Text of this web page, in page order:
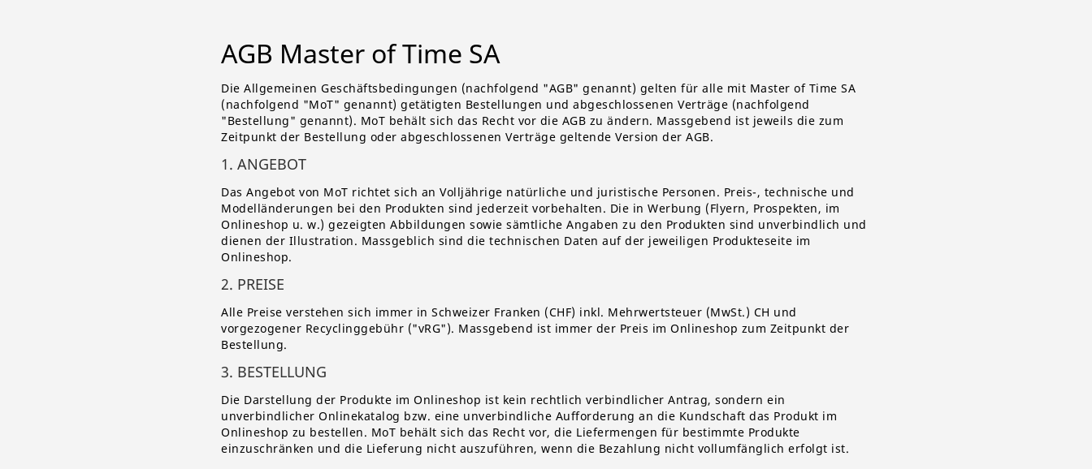
AGB Master of Time SA
Die Allgemeinen Geschäftsbedingungen (nachfolgend "AGB" genannt) gelten für alle mit Master of Time SA
(nachfolgend "MoT" genannt) getätigten Bestellungen und abgeschlossenen Verträge (nachfolgend
"Bestellung" genannt). MoT behält sich das Recht vor die AGB zu ändern. Massgebend ist jeweils die zum
Zeitpunkt der Bestellung oder abgeschlossenen Verträge geltende Version der AGB.
1. ANGEBOT
Das Angebot von MoT richtet sich an Volljährige natürliche und juristische Personen. Preis-, technische und
Modelländerungen bei den Produkten sind jederzeit vorbehalten. Die in Werbung (Flyern, Prospekten, im
Onlineshop u. w.) gezeigten Abbildungen sowie sämtliche Angaben zu den Produkten sind unverbindlich und
dienen der Illustration. Massgeblich sind die technischen Daten auf der jeweiligen Produkteseite im
Onlineshop.
2. PREISE
Alle Preise verstehen sich immer in Schweizer Franken (CHF) inkl. Mehrwertsteuer (MwSt.) CH und
vorgezogener Recyclinggebühr ("vRG"). Massgebend ist immer der Preis im Onlineshop zum Zeitpunkt der
Bestellung.
3. BESTELLUNG
Die Darstellung der Produkte im Onlineshop ist kein rechtlich verbindlicher Antrag, sondern ein
unverbindlicher Onlinekatalog bzw. eine unverbindliche Aufforderung an die Kundschaft das Produkt im
Onlineshop zu bestellen. MoT behält sich das Recht vor, die Liefermengen für bestimmte Produkte
einzuschränken und die Lieferung nicht auszuführen, wenn die Bezahlung nicht vollumfänglich erfolgt ist.